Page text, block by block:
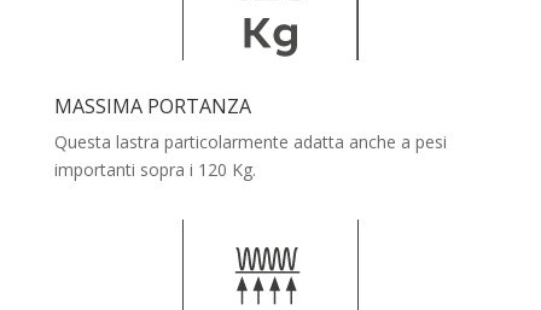
MASSIMA PORTANZA
Questa lastra particolarmente adatta anche a pesi
importanti sopra i 120 Kg.